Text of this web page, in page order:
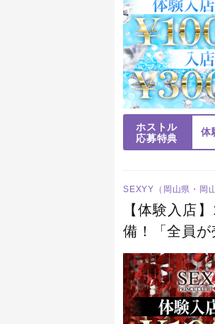
ホストル
応募特典
体
SEXYY（岡山県・岡
【体験入店
備！「全員
を絶対に作
せん！